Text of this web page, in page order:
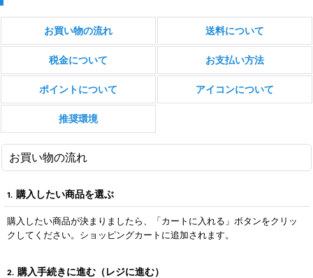
お買い物の流れ 送料について
税金について お支払い方法
ポイントについて アイコンについて
推奨環境
お買い物の流れ
1. 購入したい商品を選ぶ
購入したい商品が決まりましたら、「カートに入れる」ボタンをクリッ
クしてください。ショッピングカートに追加されます。
2. 購入手続きに進む（レジに進む）